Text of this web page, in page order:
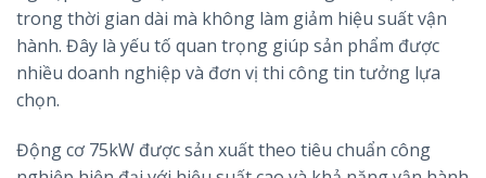
trong thời gian dài mà không làm giảm hiệu suất vận
hành. Đây là yếu tố quan trọng giúp sản phẩm được
nhiều doanh nghiệp và đơn vị thi công tin tưởng lựa
chọn.
Động cơ 75kW được sản xuất theo tiêu chuẩn công